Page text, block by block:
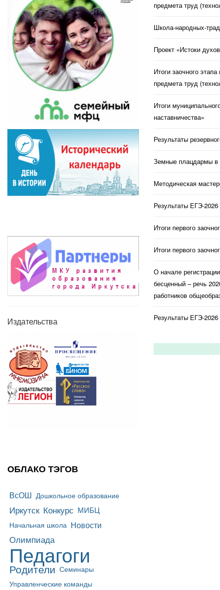
Издательства
ОБЛАКО ТЭГОВ
ВсОШ Дошкольное образование
Иркутск Конкурс МИБЦ
Начальная школа Новости
Олимпиада
Педагоги
Родители Семинары
Управленческие команды
предмета труд
Школа-народных-
Проект «Истоки
Итоги заочного
предмета труд
Итоги
наставничества»
Результаты
Земные плацдармы в
Методическая
Результаты ЕГЭ-
Итоги первого
Итоги первого
О начале
бесценный – речь
работников
Результаты ЕГЭ-